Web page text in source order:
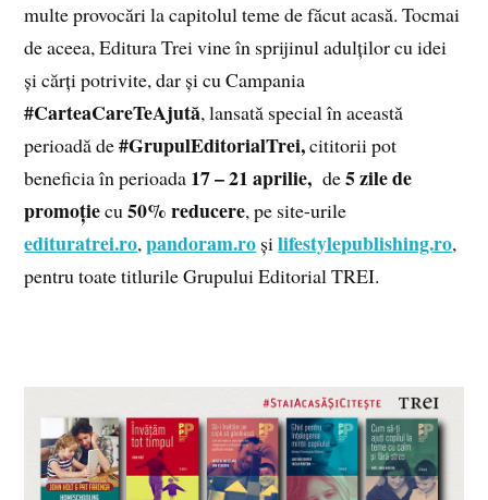
multe provocări la capitolul teme de făcut acasă. Tocmai
de aceea, Editura Trei vine în sprijinul adulților cu idei
și cărți potrivite, dar și cu Campania
#CarteaCareTeAjută, lansată special în această
perioadă de#GrupulEditorialTrei,cititorii pot
beneficia în perioada 17 – 21 aprilie, de5 zile de
promoțiecu50% reducere, pe site-urile
edituratrei.ro,pandoram.ro șilifestylepublishing.ro,
pentru toate titlurile Grupului Editorial TREI.